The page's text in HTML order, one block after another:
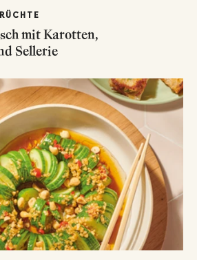
mit Karotten,
Sellerie